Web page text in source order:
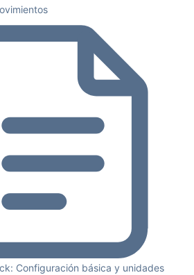
Configuración básica y unidades